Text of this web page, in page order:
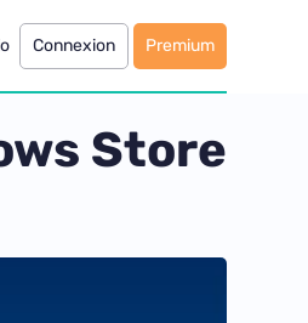
Connexion Premium
Store